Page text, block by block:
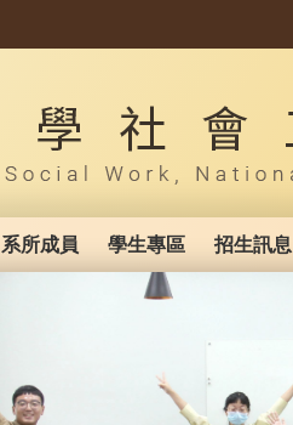
系所成員 學生專區 招生訊息